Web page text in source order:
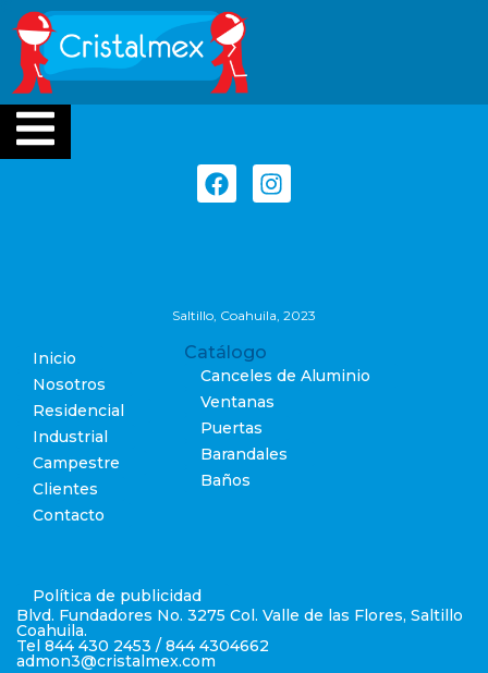
residencial
Saltillo, Coahuila, 2023
Inicio
Nosotros
Residencial
Industrial
Campestre
Clientes
Contacto
Catálogo
Canceles de Aluminio
Ventanas
Puertas
Barandales
Baños
Política de publicidad
Blvd. Fundadores No. 3275 Col. Valle de las Flores, Saltillo
Coahuila.
Tel 844 430 2453 / 844 4304662
admon3@cristalmex.com